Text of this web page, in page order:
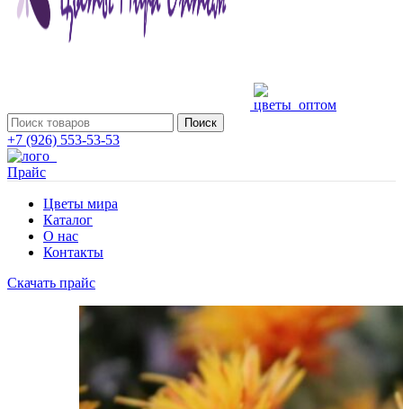
Поиск
+7 (926) 553-53-53
Прайс
Цветы мира
Каталог
О нас
Контакты
Скачать прайс